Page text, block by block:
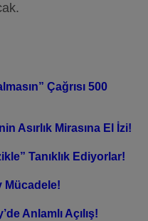
Çağrısı 500
Asırlık Mirasına El İzi!
Tanıklık Ediyorlar!
Mücadele!
Anlamlı Açılış!